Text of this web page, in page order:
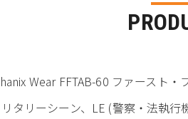
Wear FFTAB-60 ファースト・
タリーシーン、LE (警察・法執